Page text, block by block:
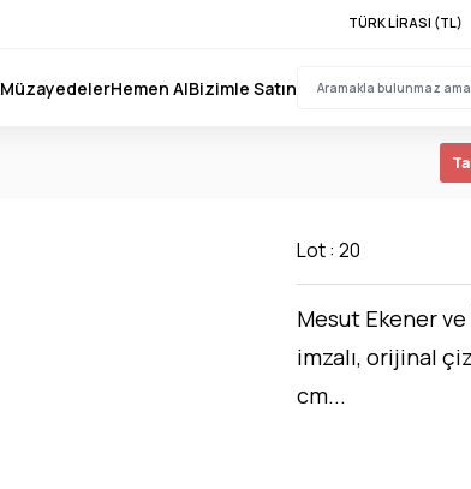
MüzayedelerHemen AlBizimle Satın
Lot : 20
Mesut Ekener
imzalı, orijinal
cm...